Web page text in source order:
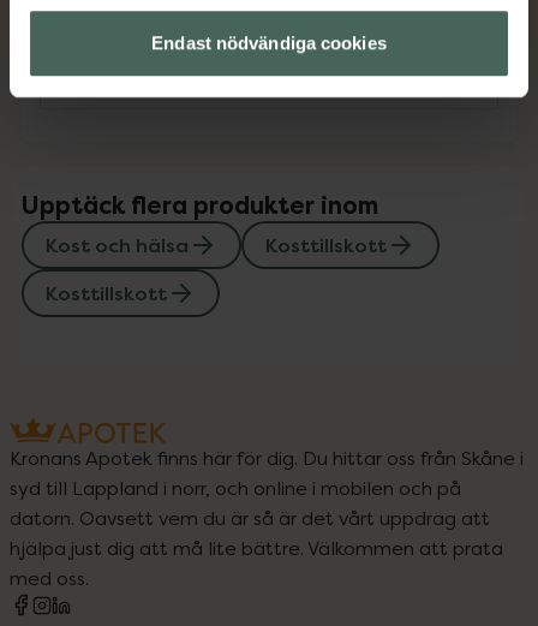
Endast nödvändiga cookies
Instruktioner Visa
Upptäck flera produkter inom
Kost och hälsa
Kosttillskott
Kosttillskott
Kronans Apotek finns här för dig. Du hittar oss från Skåne i
syd till Lappland i norr, och online i mobilen och på
datorn. Oavsett vem du är så är det vårt uppdrag att
hjälpa just dig att må lite bättre. Välkommen att prata
med oss.